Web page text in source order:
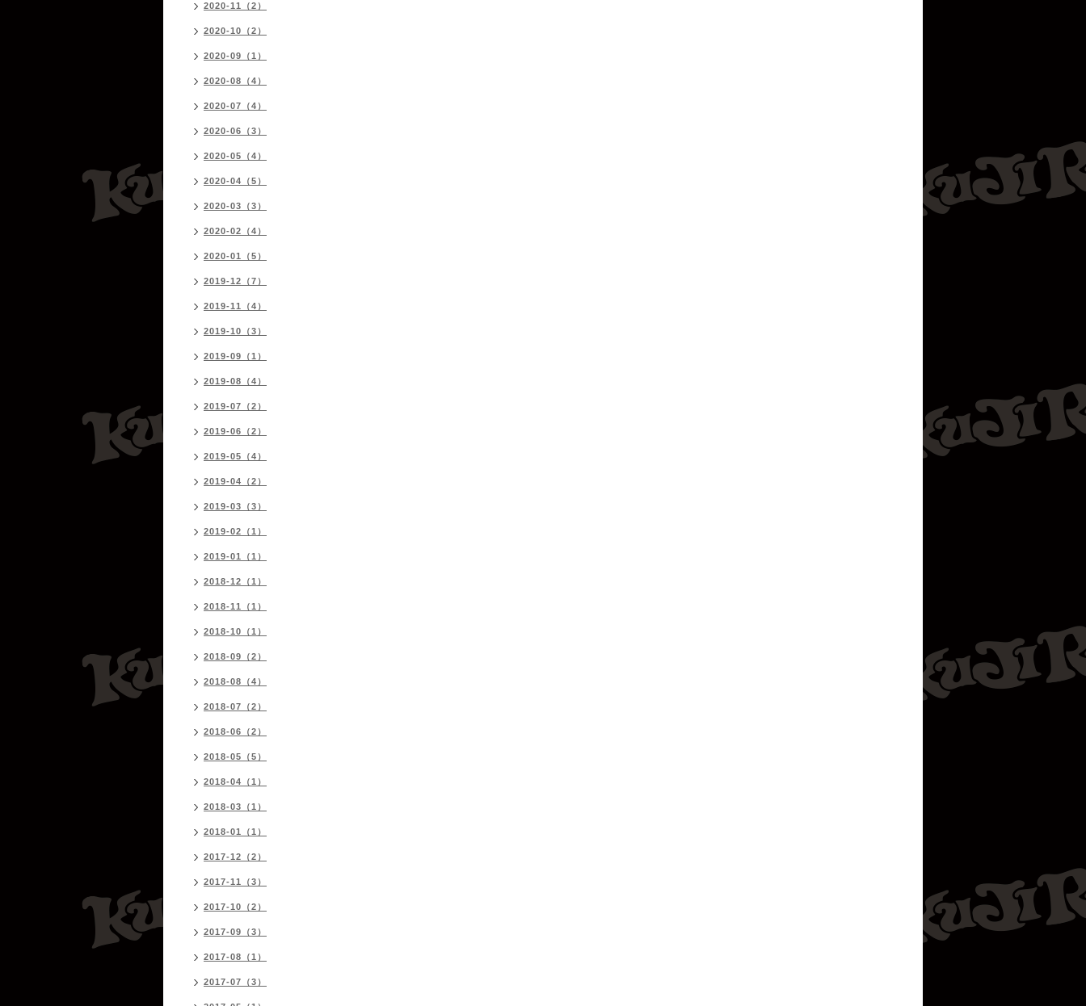
2020-11（2）
2020-10（2）
2020-09（1）
2020-08（4）
2020-07（4）
2020-06（3）
2020-05（4）
2020-04（5）
2020-03（3）
2020-02（4）
2020-01（5）
2019-12（7）
2019-11（4）
2019-10（3）
2019-09（1）
2019-08（4）
2019-07（2）
2019-06（2）
2019-05（4）
2019-04（2）
2019-03（3）
2019-02（1）
2019-01（1）
2018-12（1）
2018-11（1）
2018-10（1）
2018-09（2）
2018-08（4）
2018-07（2）
2018-06（2）
2018-05（5）
2018-04（1）
2018-03（1）
2018-01（1）
2017-12（2）
2017-11（3）
2017-10（2）
2017-09（3）
2017-08（1）
2017-07（3）